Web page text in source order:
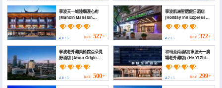
寧波天一城隍廟漫心府
(Manxin Mansion
Ningbo Tianyi
Chenghuang Temple)
4.8 / 5 HKD 527+
寧波凱洲智選假日酒店
(Holiday Inn Express
NINGBO CITY CENTER
by IHG)
4.7/ 5 HKD 372+
寧波老外灘美術館亞朵見
野酒店 (Atour Origin
Hotel Ningbo Old Bund
Art Museum)
4.8 / 5 HKD 500+
和頤至尚酒店(寧波天一廣
場老外灘店) (He Yi Zhi
Shang Hotel (Ningbo
Tianyi Square Old Bund
Sanjiangkou Store))
4.7/ 5 HKD 299+